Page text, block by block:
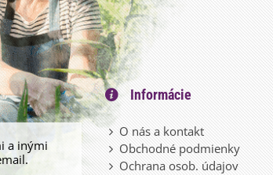
a inými
Informácie
O nás a kontakt
Obchodné podmienky
Ochrana osob. údajov